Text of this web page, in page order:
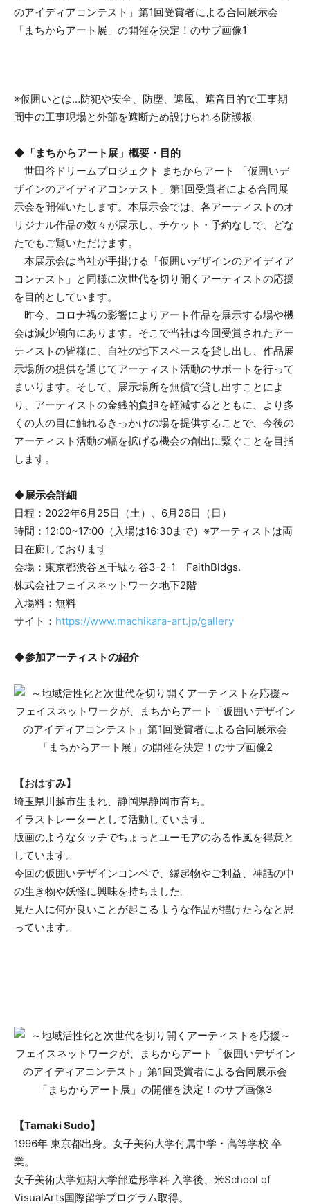
※仮囲いとは…防犯や安全、防塵、遮風、遮音目的で工事期
間中の工事現場と外部を遮断ため設けられる防護板
◆「まちからアート展」概要・目的
世田谷ドリームプロジェクト まちからアート 「仮囲いデ
ザインのアイディアコンテスト」第1回受賞者による合同展
示会を開催いたします。本展示会では、各アーティストのオ
リジナル作品の数々が展示し、チケット・予約なしで、どな
たでもご覧いただけます。
本展示会は当社が手掛ける「仮囲いデザインのアイディア
コンテスト」と同様に次世代を切り開くアーティストの応援
を目的としています。
昨今、コロナ禍の影響によりアート作品を展示する場や機
会は減少傾向にあります。そこで当社は今回受賞されたアー
ティストの皆様に、自社の地下スペースを貸し出し、作品展
示場所の提供を通じてアーティスト活動のサポートを行って
まいります。そして、展示場所を無償で貸し出すことによ
り、アーティストの金銭的負担を軽減するとともに、より多
くの人の目に触れるきっかけの場を提供することで、今後の
アーティスト活動の幅を拡げる機会の創出に繋ぐことを目指
します。
◆展示会詳細
日程：2022年6月25日（土）、6月26日（日）
時間：12:00~17:00（入場は16:30まで）※アーティストは両
日在廊しております
会場：東京都渋谷区千駄ヶ谷3-2-1 FaithBldgs.
株式会社フェイスネットワーク地下2階
入場料：無料
サイト： https://www.machikara-art.jp/gallery
◆参加アーティストの紹介
【おはすみ】
埼玉県川越市生まれ、静岡県静岡市育ち。
イラストレーターとして活動しています。
版画のようなタッチでちょっとユーモアのある作風を得意と
しています。
今回の仮囲いデザインコンペで、縁起物やご利益、神話の中
の生き物や妖怪に興味を持ちました。
見た人に何か良いことが起こるような作品が描けたらなと思
っています。
【Tamaki Sudo】
1996年 東京都出身。女子美術大学付属中学・高等学校 卒
業。
女子美術大学短期大学部造形学科 入学後、米School of
VisualArts国際留学プログラム取得。